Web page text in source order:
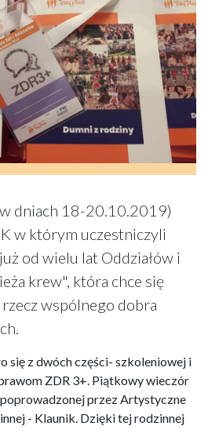
dniach 18-20.10.2019)
w którym uczestniczyli
od wielu lat Oddziałów i
krew", która chce się
rzecz wspólnego dobra
się z dwóch części- szkoleniowej i
ZDR 3+. Piątkowy wieczór
przez Artystyczne
- Klaunik. Dzięki tej rodzinnej